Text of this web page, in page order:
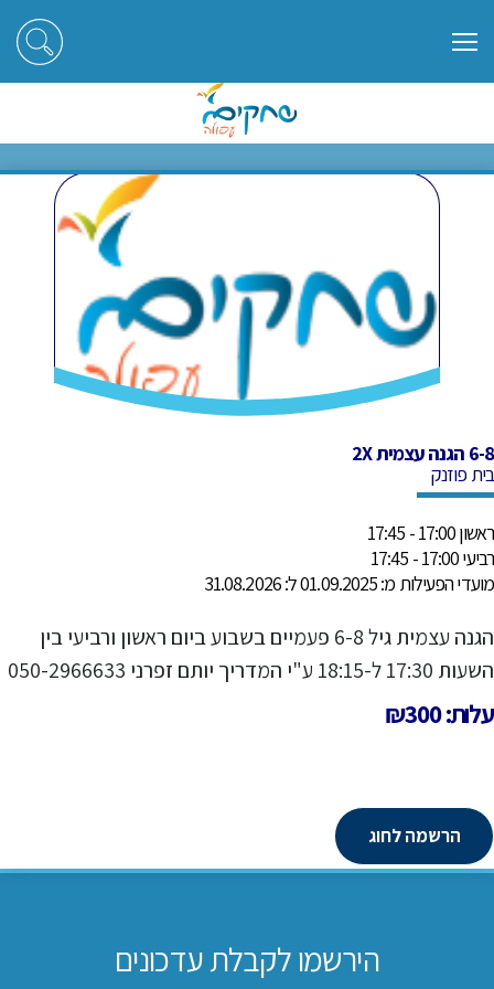
6-8 הגנה עצמית 2X
6-8 הגנה עצמית 2X
בית פוזנק
ראשון 17:00 - 17:45
רביעי 17:00 - 17:45
מועדי הפעילות מ: 01.09.2025 ל: 31.08.2026
הגנה עצמית גיל 6-8 פעמיים בשבוע ביום ראשון ורביעי בין
השעות 17:30 ל-18:15 ע"י המדריך יותם זפרני 050-2966633
עלות: ₪300
הרשמה לחוג
הירשמו לקבלת עדכונים